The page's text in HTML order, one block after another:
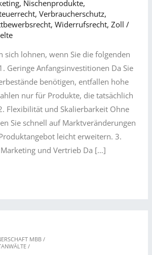
, Nischenprodukte,
,Verbraucherschutz,
,Widerrufsrecht,Zoll /
sich lohnen, wenn Sie die folgenden
Geringe Anfangsinvestitionen Da Sie
benötigen, entfallen hohe
nur für Produkte, die tatsächlich
Flexibilität und Skalierbarkeit Ohne
Sie schnell auf Marktveränderungen
leicht erweitern. 3.
und Vertrieb Da […]
MBB /
/